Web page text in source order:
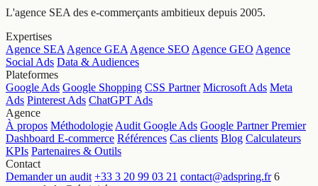
L'agence SEA des e-commerçants ambitieux depuis 2005.
Expertises
Agence SEA Agence GEA Agence SEO Agence GEO Agence
Social Ads Data & Audiences
Plateformes
Google Ads Google Shopping CSS Partner Microsoft Ads Meta
Ads Pinterest Ads ChatGPT Ads
Agence
À propos Méthodologie Audit Google Ads Google Partner Premier
Dashboard E-commerce Références Cas clients Blog Calculateurs
KPIs Partenaires & Outils
Contact
Demander un audit +33 3 20 99 03 21 contact@adspring.fr 6